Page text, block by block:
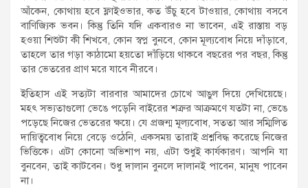
আঁকেন, কোথায় হবে ফ্লাইওভার, কত উঁচু হবে টাওয়ার, কোথায় বসবে
বাণিজ্যিক ভবন। কিন্তু তিনি যদি একবারও না ভাবেন, এই রাস্তায় বড়
হওয়া শিশুটা কী শিখবে, কোন স্বপ্ন বুনবে, কোন মূল্যবোধ নিয়ে দাঁড়াবে,
তাহলে তার গড়া কাঠামো হয়তো দাঁড়িয়ে থাকবে বছরের পর বছর, কিন্তু
তার ভেতরের প্রাণ মরে যাবে নীরবে।
ইতিহাস এই সত্যটা বারবার আমাদের চোখে আঙুল দিয়ে দেখিয়েছে।
মহৎ সভ্যতাগুলো ভেঙে পড়েনি বাইরের শত্রুর আক্রমণে যতটা না, ভেঙে
পড়েছে নিজের ভেতরের ক্ষয়ে। যে প্রজন্ম মূল্যবোধ, সততা আর সম্মিলিত
দায়িত্ববোধ নিয়ে বেড়ে ওঠেনি, একসময় তারাই প্রশ্নবিদ্ধ করেছে নিজের
ভিত্তিকে। এটা কোনো অভিশাপ নয়, এটা শুধুই কার্যকারণ। আপনি যা
বুনবেন, তাই কাটবেন। শুধু দালান বুনলে দালানই পাবেন, মানুষ পাবেন
না।